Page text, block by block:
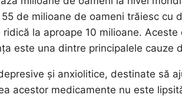
de milioane de oameni trăiesc cu
la aproape 10 milioane. Aceste
este una dintre principalele cauze
și anxiolitice, destinate să
acestor medicamente nu este